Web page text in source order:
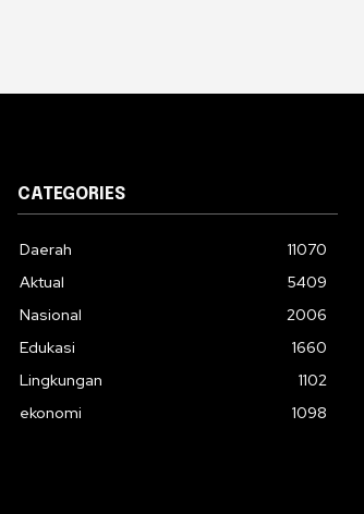
CATEGORIES
Daerah
11070
Aktual
5409
Nasional
2006
Edukasi
1660
Lingkungan
1102
ekonomi
1098